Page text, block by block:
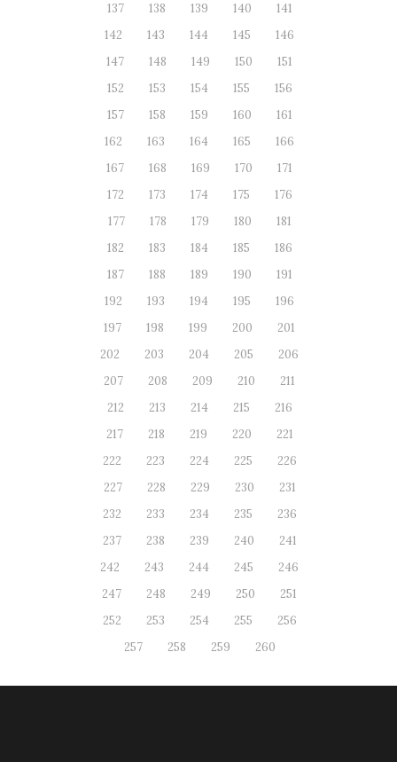
137
138 139 140
141
142
143 144 145
146
147
148 149 150
151
152
153 154 155
156
157
158 159 160
161
162
163 164 165
166
167
168 169 170
171
172
173 174 175
176
177
178 179 180
181
182
183 184 185
186
187
188 189 190
191
192
193 194 195
196
197
198 199 200
201
202
203 204 205
206
207
208 209 210
211
212
213 214 215
216
217
218 219 220
221
222
223 224 225
226
227
228 229 230
231
232
233 234 235
236
237
238 239 240
241
242
243 244 245
246
247
248 249 250
251
252
253 254 255
256
257
258 259 260